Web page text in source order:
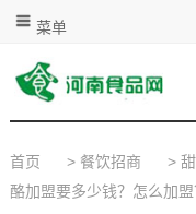
菜单
首页 > 餐饮招商 >
酪加盟要多少钱？怎么加盟